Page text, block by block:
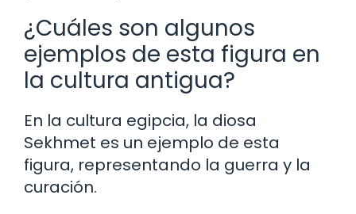
¿Cuáles son algunos
ejemplos de esta figura en
la cultura antigua?
En la cultura egipcia, la diosa
Sekhmet es un ejemplo de esta
figura, representando la guerra y la
curación.